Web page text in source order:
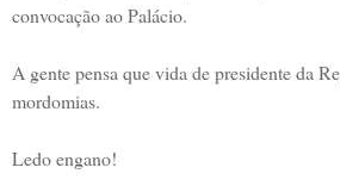
convocação ao Palácio.
A gente pensa que vida de presidente da
mordomias.
Ledo engano!